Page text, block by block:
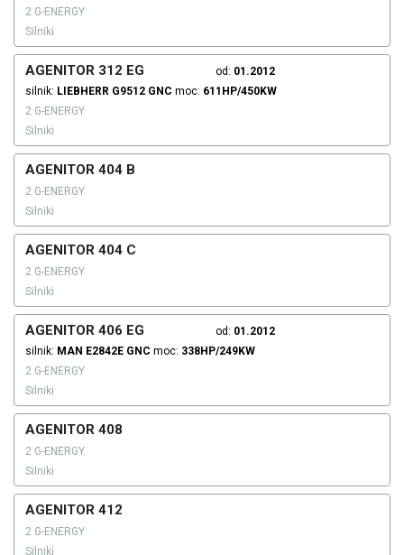
2 G-ENERGY
Silniki
AGENITOR 312 EG od: 01.2012
silnik: LIEBHERR G9512 GNC moc: 611HP/450KW
2 G-ENERGY
Silniki
AGENITOR 404 B
2 G-ENERGY
Silniki
AGENITOR 404 C
2 G-ENERGY
Silniki
AGENITOR 406 EG od: 01.2012
silnik: MAN E2842E GNC moc: 338HP/249KW
2 G-ENERGY
Silniki
AGENITOR 408
2 G-ENERGY
Silniki
AGENITOR 412
2 G-ENERGY
Silniki